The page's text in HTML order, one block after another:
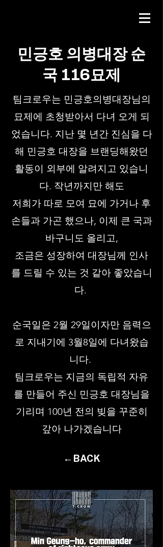
민긍호 의병대장 순
국 116묘제
팀크로우는 민긍호의병대장님의
묘제에 초청받아서 다녀 오게 되
었습니다. 지난 몇 년간 진심을 다
해 민긍호 대장을 브랜딩해왔던
활동이 외부에 알려지고 있습니
다. 작년까지만 해도
저희가 따로 모여 묘에 가거나 후
손들과 가곤 했으나, 이제 큰 국과
바구니도 올리고,
조금은 성장하여 대장님께 인사
를 드릴 수 있는 것 같아 좋았습니
다.
순국일은 2월 29일이자만 음력으
로 지내기에 3월8일에 다녀왔습
니다.
팀크로우는 지금의 독립적 자유
를 만들어 주신 민긍호 대장님을
기리며 100년 전의 빚을 꾸준히
갚아 나가겠습니다
←BACK